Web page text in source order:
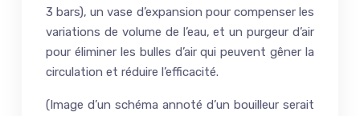
3 bars), un vase d’expansion pour compenser les
variations de volume de l’eau, et un purgeur d’air
pour éliminer les bulles d’air qui peuvent gêner la
circulation et réduire l’efficacité.
(Image d’un schéma annoté d’un bouilleur serait